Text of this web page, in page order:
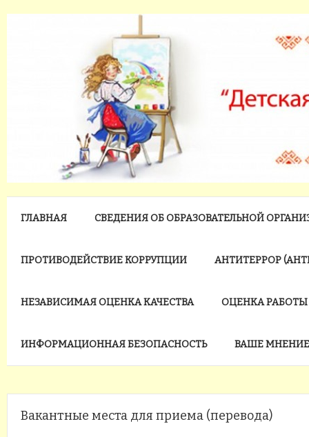
ГЛАВНАЯ СВЕДЕНИЯ ОБ ОБРАЗОВАТЕЛЬНОЙ
ПРОТИВОДЕЙСТВИЕ КОРРУПЦИИ АНТИТЕРРОР
НЕЗАВИСИМАЯ ОЦЕНКА КАЧЕСТВА ОЦЕНКА
ИНФОРМАЦИОННАЯ БЕЗОПАСНОСТЬ ВАШЕ
Вакантные места для приема (перевода)